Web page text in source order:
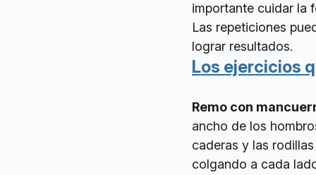
importante cuidar la
Las repeticiones
lograr resultados.
Los ejercicios
Remo con
ancho de los
caderas y las
colgando a cada